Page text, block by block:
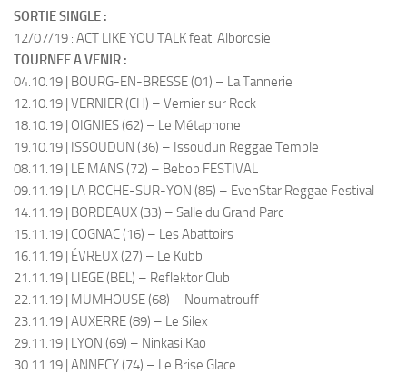
SORTIE SINGLE :
12/07/19 : ACT LIKE YOU TALK feat. Alborosie
TOURNEE A VENIR :
04.10.19 | BOURG-EN-BRESSE (01) – La Tannerie
12.10.19 | VERNIER (CH) – Vernier sur Rock
18.10.19 | OIGNIES (62) – Le Métaphone
19.10.19 | ISSOUDUN (36) – Issoudun Reggae Temple
08.11.19 | LE MANS (72) – Bebop FESTIVAL
09.11.19 | LA ROCHE-SUR-YON (85) – EvenStar Reggae Festival
14.11.19 | BORDEAUX (33) – Salle du Grand Parc
15.11.19 | COGNAC (16) – Les Abattoirs
16.11.19 | ÉVREUX (27) – Le Kubb
21.11.19 | LIEGE (BEL) – Reflektor Club
22.11.19 | MUMHOUSE (68) – Noumatrouff
23.11.19 | AUXERRE (89) – Le Silex
29.11.19 | LYON (69) – Ninkasi Kao
30.11.19 | ANNECY (74) – Le Brise Glace